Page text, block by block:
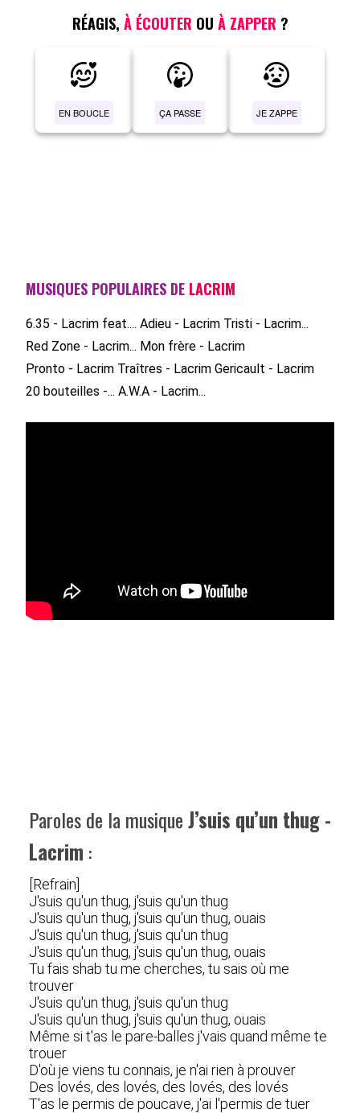
RÉAGIS, À ÉCOUTER OU À ZAPPER ?
EN BOUCLE ÇA PASSE JE ZAPPE
MUSIQUES POPULAIRES DE LACRIM
6.35 - Lacrim feat.... Adieu - Lacrim Tristi - Lacrim...
Red Zone - Lacrim... Mon frère - Lacrim
Pronto - Lacrim Traîtres - Lacrim Gericault - Lacrim
20 bouteilles -... A.W.A - Lacrim...
Paroles de la musiqueJ’suis qu’un thug -
Lacrim :
[Refrain]
J'suis qu'un thug, j'suis qu'un thug
J'suis qu'un thug, j'suis qu'un thug, ouais
J'suis qu'un thug, j'suis qu'un thug
J'suis qu'un thug, j'suis qu'un thug, ouais
Tu fais shab tu me cherches, tu sais où me
trouver
J'suis qu'un thug, j'suis qu'un thug
J'suis qu'un thug, j'suis qu'un thug, ouais
Même si t'as le pare-balles j'vais quand même te
trouer
D'où je viens tu connais, je n'ai rien à prouver
Des lovés, des lovés, des lovés, des lovés
T'as le permis de poucave, j'ai l'permis de tuer